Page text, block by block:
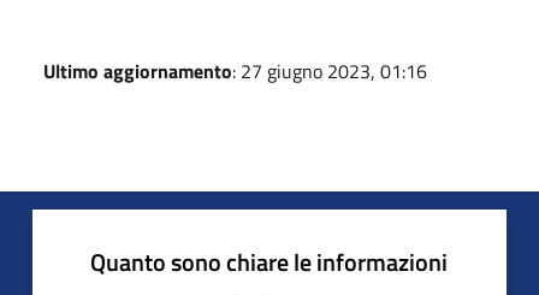
Ultimo aggiornamento: 27 giugno 2023, 01:16
Quanto sono chiare le informazioni